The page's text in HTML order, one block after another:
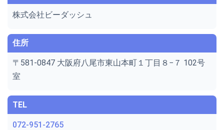
株式会社ビーダッシュ
住所
〒581-0847 大阪府八尾市東山本町１丁目８−７ 102号
室
TEL
072-951-2765